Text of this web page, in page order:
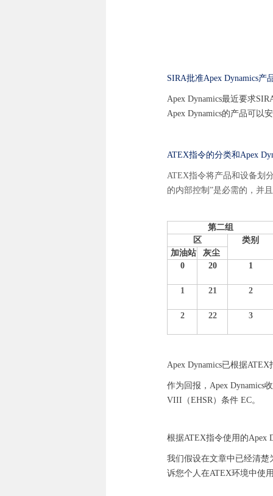
SIRA批准Apex Dynamics产
Apex Dynamics最近要求
Apex Dynamics的产品可以
ATEX指令的分类和Apex
ATEX指令将产品和设备划
的内部控制”是必需的，并
第二组
区
类别
加油站
灰尘
0
20 1
1 21 2
2 22 3
Apex Dynamics已根据
作为回报，Apex Dynamics
VIII（EHSR）条件 EC。
根据ATEX指令使用的Apex
我们假设在文章中已经清楚
诉您个人在ATEX环境中使